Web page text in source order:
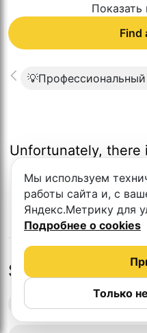
Показать
Find
💡Профессиональный
Unfortunately, there
Studios in
Podcast recording
Мы используем
работы сайта и, с
Яндекс.Метрику для
Подробнее о cookies
Только